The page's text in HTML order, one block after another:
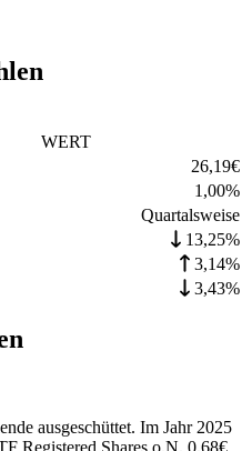
WERT
26,19€
1,00%
Quartalsweise
13,25%
3,14%
3,43%
ausgeschüttet. Im Jahr 2025